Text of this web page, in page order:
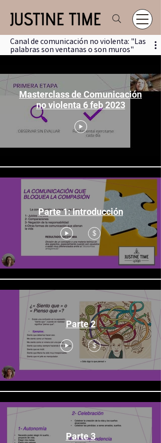
Canal de comunicación no violenta: "Las
palabras son ventanas o son muros"
Masterclass de Comunicación
no violenta 6 feb 2023
Parte 1: Introducción
$
Parte 2
$
Parte 3